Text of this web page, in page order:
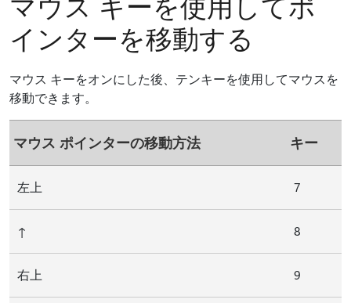
インターを移動する
マウス キーをオンにした後、テンキーを使用してマウスを
移動できます。
マウス ポインターの移動方法 キー
左上 7
↑ 8
右上 9